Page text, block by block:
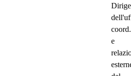
coord.
e